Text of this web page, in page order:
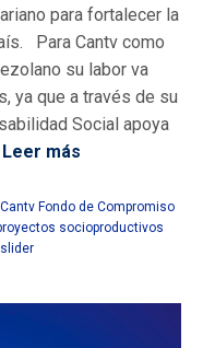
para fortalecer la
Para Cantv como
su labor va
ya que a través de su
Social apoya
Leer más
Cantv Fondo de Compromiso
socioproductivos
slider